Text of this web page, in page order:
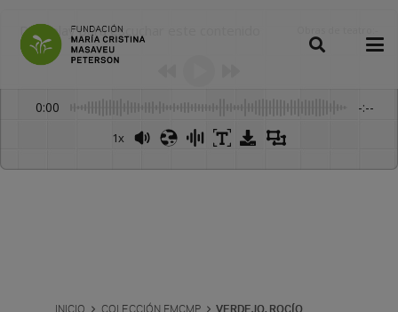
Dale play para escuchar este contenido
0:00 -:--
1x
INICIO COLECCIÓN FMCMP VERDEJO, ROCÍO